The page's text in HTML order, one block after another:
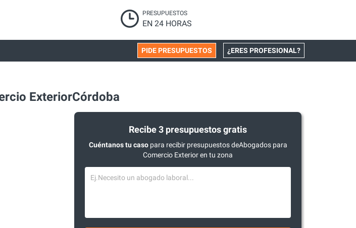
PRESUPUESTOS
EN 24 HORAS
¿ERES PROFESIONAL?
PIDE PRESUPUESTOS
ExteriorCórdoba
Recibe 3 presupuestos gratis
Cuéntanos tu casopara recibir presupuestos deAbogados para
Comercio Exterior en tu zona